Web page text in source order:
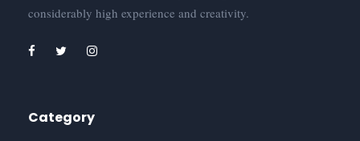
considerably high experience and creativity.
Category